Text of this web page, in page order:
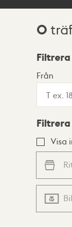
0
Lista
Från
Visa